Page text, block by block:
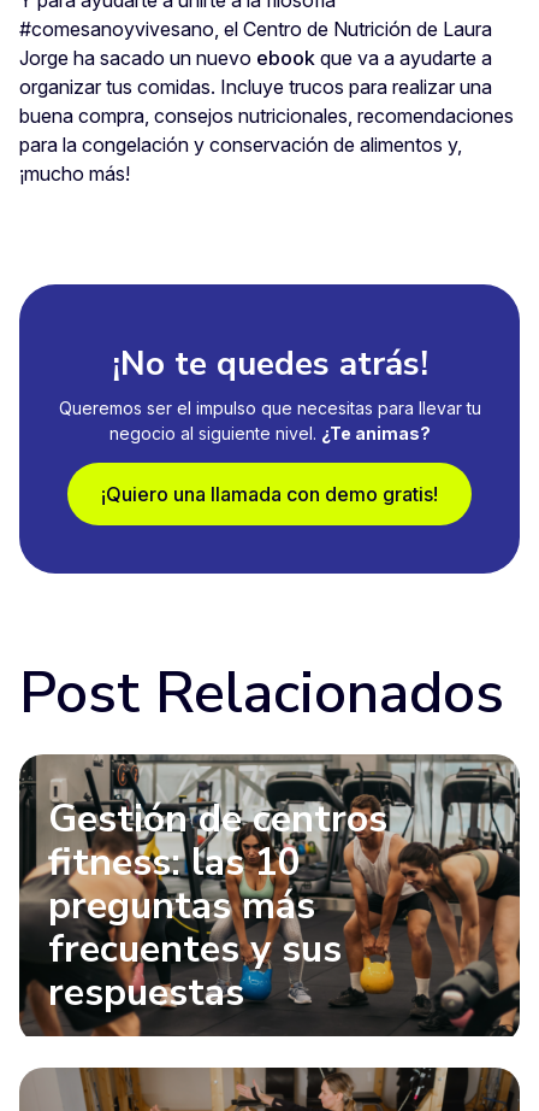
#comesanoyvivesano, el Centro de Nutrición de Laura
Jorge ha sacado un nuevo ebook que va a ayudarte a
organizar tus comidas. Incluye trucos para realizar una
buena compra, consejos nutricionales, recomendaciones
para la congelación y conservación de alimentos y,
¡mucho más!
¡No te quedes atrás!
Queremos ser el impulso que necesitas para llevar tu
negocio al siguiente nivel. ¿Te animas?
¡Quiero una llamada con demo gratis!
Post Relacionados
Gestión de centros
fitness: las 10
preguntas más
frecuentes y sus
respuestas